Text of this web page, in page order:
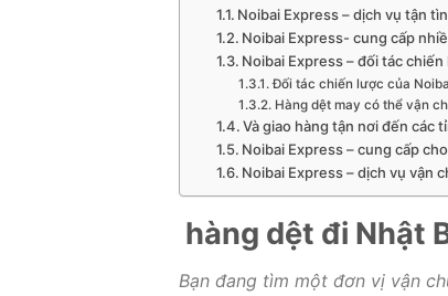
Noibai Express – dịch vụ tận
Noibai Express- cung cấp
Noibai Express – đối tác
Đối tác chiến lược của
Hàng dệt may có thể vận
Và giao hàng tận nơi đến các
Noibai Express – cung cấp
Noibai Express – dịch vụ vận
hàng dệt đi Nhật
Bạn đang tìm một đơn vị vận